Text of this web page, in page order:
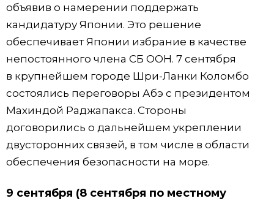
объявив о намерении поддержать
кандидатуру Японии. Это решение
обеспечивает Японии избрание в качестве
непостоянного члена СБ ООН. 7 сентября
в крупнейшем городе Шри-Ланки Коломбо
состоялись переговоры Абэ с президентом
Махиндой Раджапакса. Стороны
договорились о дальнейшем укреплении
двусторонних связей, в том числе в области
обеспечения безопасности на море.
9 сентября (8 сентября по местному